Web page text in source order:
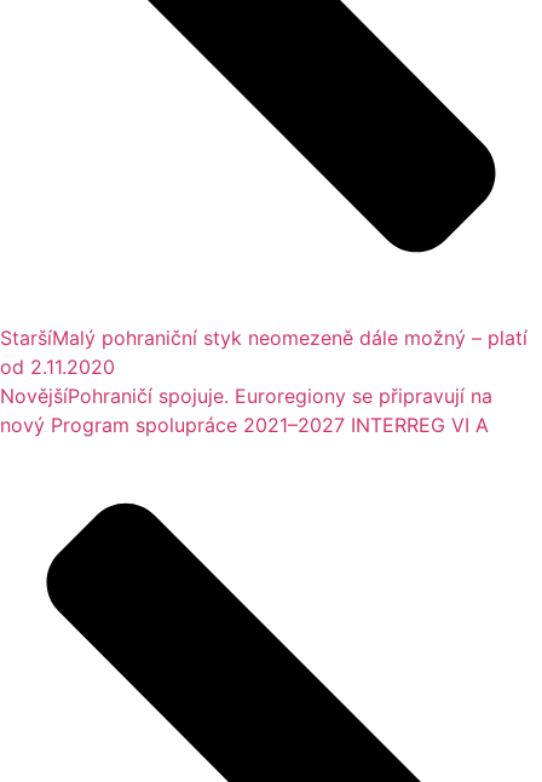
StaršíMalý pohraniční styk neomezeně dále možný – platí
od 2.11.2020
NovějšíPohraničí spojuje. Euroregiony se připravují na
nový Program spolupráce 2021–2027 INTERREG VI A